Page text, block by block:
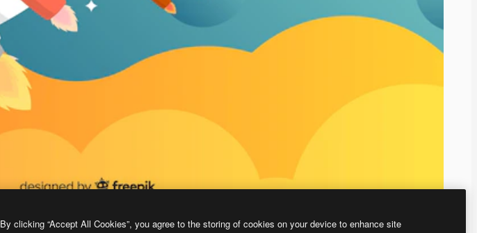
By clicking “Accept All Cookies”, you agree to the storing of cookies on your device to enhance site